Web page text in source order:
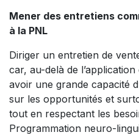
Mener des entretiens
à la PNL
Diriger un entretien de
car, au-delà de
avoir une grande capacité
sur les opportunités et
tout en respectant les
Programmation neuro-